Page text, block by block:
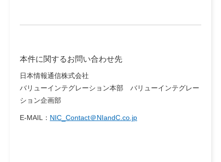
本件に関するお問い合わせ先
日本情報通信株式会社
バリューインテグレーション本部 バリューインテグレー
ション企画部
E-MAIL： NIC_Contact＠NIandC.co.jp